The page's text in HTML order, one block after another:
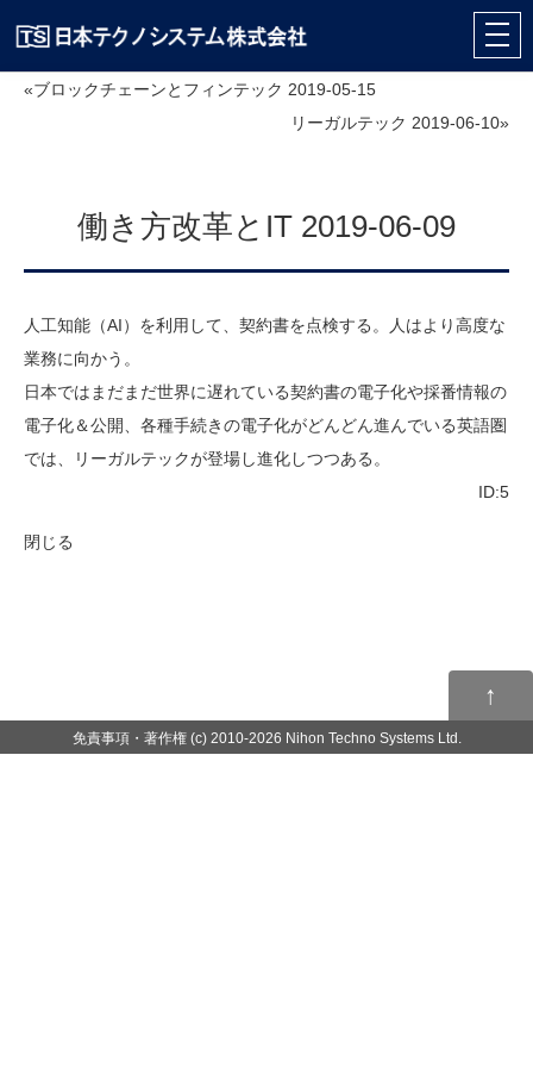
«ブロックチェーンとフィンテック 2019-05-15
リーガルテック 2019-06-10»
働き方改革とIT 2019-06-09
人工知能（AI）を利用して、契約書を点検する。人はより高度な
業務に向かう。
日本ではまだまだ世界に遅れている契約書の電子化や採番情報の
電子化＆公開、各種手続きの電子化がどんどん進んでいる英語圏
では、リーガルテックが登場し進化しつつある。
ID:5
閉じる
↑
免責事項・著作権(c) 2010-2026 Nihon Techno Systems Ltd.